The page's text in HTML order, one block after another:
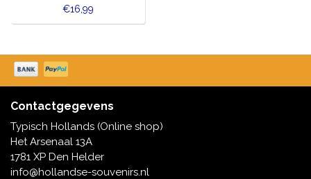
€16,99
Contactgegevens
Typisch Hollands (Online shop)
Het Arsenaal 13A
1781 XP Den Helder
info@hollandse-souvenirs.nl